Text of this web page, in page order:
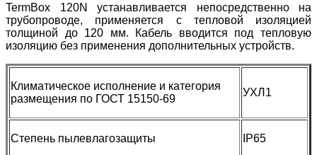
TermBox 120N устанавливается непосредственно на
трубопроводе, применяется с тепловой изоляцией
толщиной до 120 мм. Кабель вводится под тепловую
изоляцию без применения дополнительных устройств.
Климатическое исполнение и категория
размещения по ГОСТ 15150-69
УХЛ1
Степень пылевлагозащиты IP65